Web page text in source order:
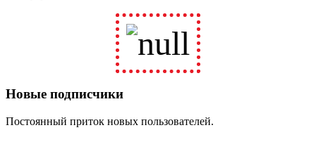
Новые подписчики
Постоянный приток новых пользователей.